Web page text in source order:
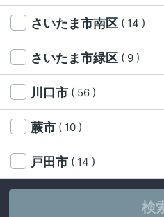
さいたま市南区 ( 14 )
さいたま市緑区 ( 9 )
川口市 ( 56 )
蕨市 ( 10 )
戸田市 ( 14 )
検